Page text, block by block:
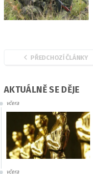
PŘEDCHOZÍ ČLÁNKY
AKTUÁLNĚ SE DĚJE
včera
včera